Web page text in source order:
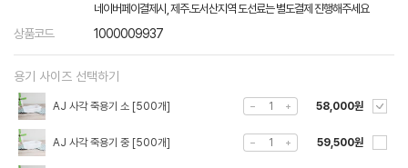
네이버페이결제시, 제주.도서산지역 도선료는 별도결제 진행해주세요
상품코드 1000009937
용기 사이즈 선택하기
AJ 사각 죽용기 소 [500개] 58,000원
AJ 사각 죽용기 중 [500개] 59,500원